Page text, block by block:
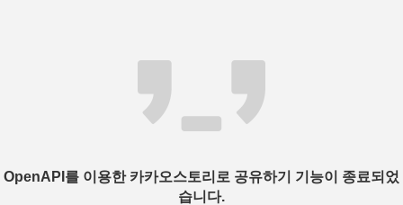
OpenAPI를 이용한 카카오스토리로 공유하기 기능이 종료되었
습니다.